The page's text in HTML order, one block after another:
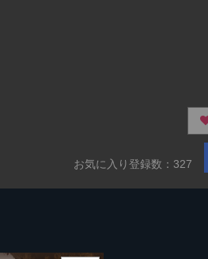
お気に入り登録数：327